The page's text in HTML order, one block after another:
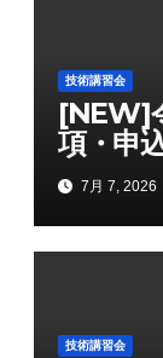
ョ
ン
技術講習会
[NEW]
項・申
7月 7, 2026
技術講習会